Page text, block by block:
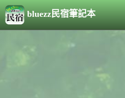
bluezz民宿筆記本